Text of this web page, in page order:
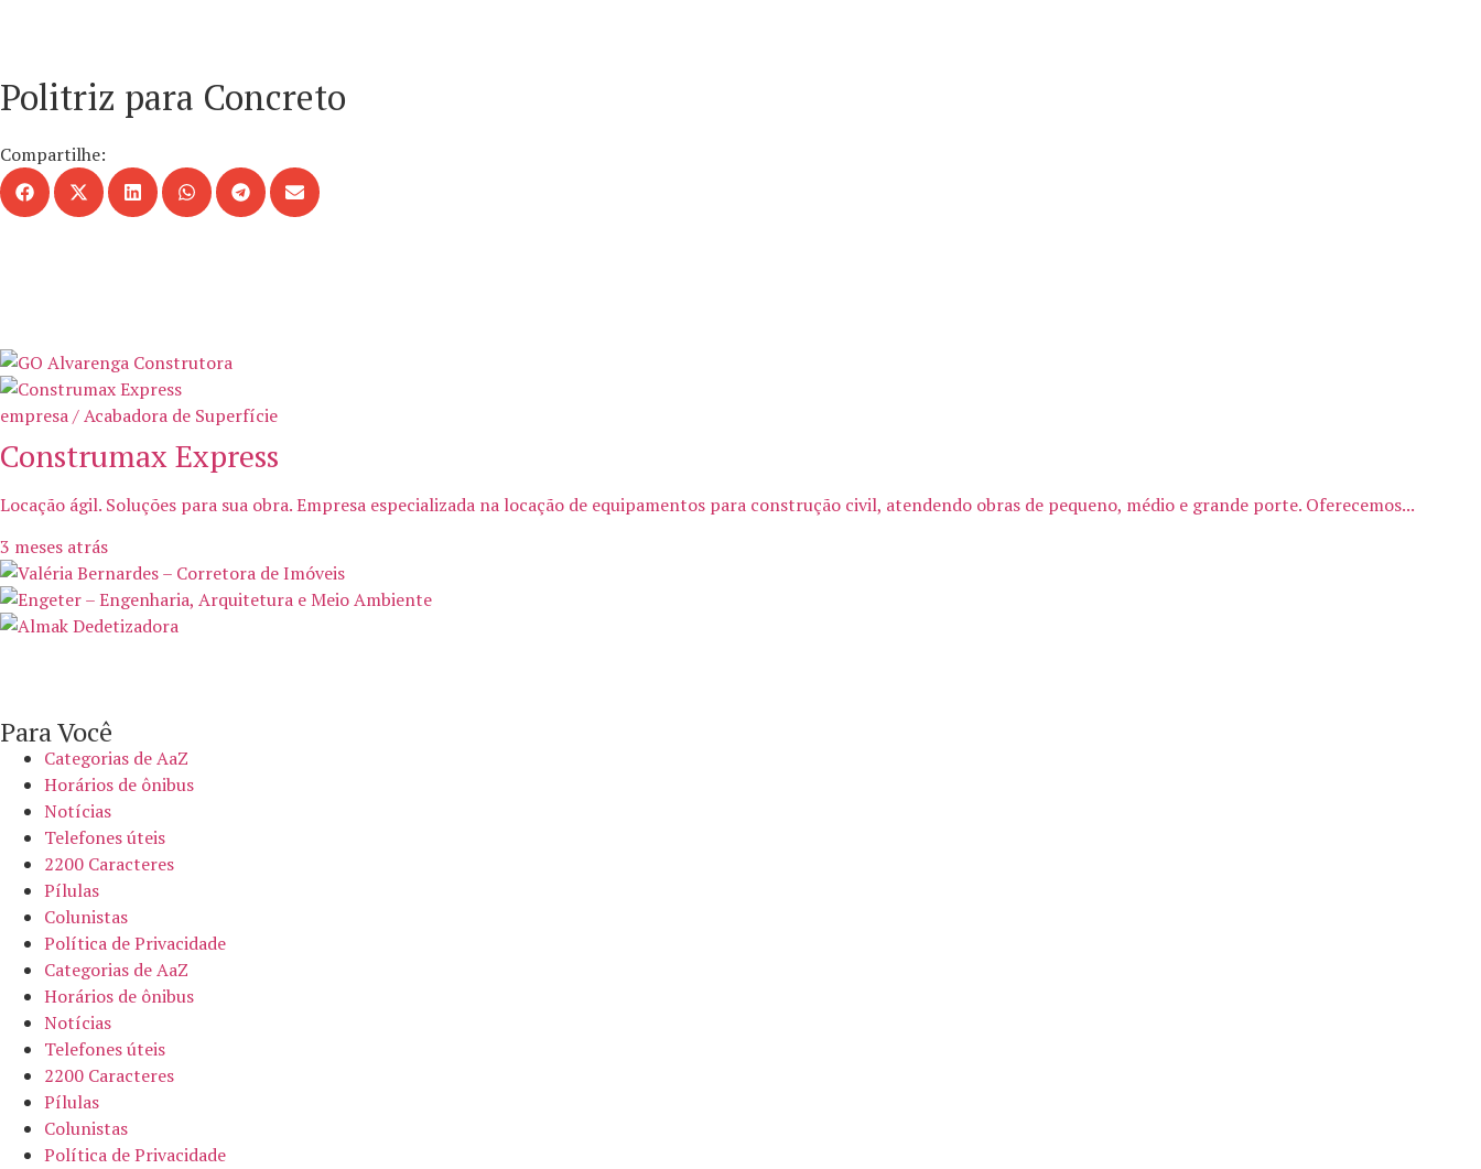
Politriz para Concreto
Compartilhe:
empresa / Acabadora de Superfície
Construmax Express
Locação ágil. Soluções para sua obra. Empresa especializada na locação de equipamentos para construção civil, atendendo obras de pequeno, médio e grande porte. Oferecemos...
3 meses atrás
Para Você
Categorias de AaZ
Horários de ônibus
Notícias
Telefones úteis
2200 Caracteres
Pílulas
Colunistas
Política de Privacidade
Categorias de AaZ
Horários de ônibus
Notícias
Telefones úteis
2200 Caracteres
Pílulas
Colunistas
Política de Privacidade